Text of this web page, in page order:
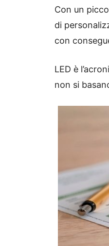
Con un
di
con
LED è
non si